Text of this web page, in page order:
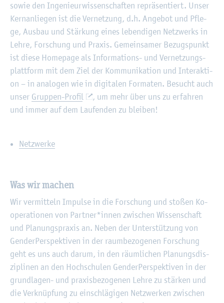
sowie den In­ge­nieur­wis­sen­schaf­ten re­prä­sen­tiert. Unser
Kern­an­lie­gen ist die Ver­net­zung, d.h. An­ge­bot und Pfle­
ge, Aus­bau und Stär­kung eines le­ben­di­gen Netz­werks in
Lehre, For­schung und Pra­xis. Ge­mein­sa­mer Be­zugs­punkt
ist diese Home­page als In­for­ma­ti­ons- und Ver­net­zungs­
platt­form mit dem Ziel der Kom­mu­ni­ka­ti­on und In­ter­ak­ti­
on – in ana­lo­gen wie in di­gi­ta­len For­ma­ten. Be­sucht auch
unser Grup­pen-Pro­fil
, um mehr über uns zu er­fah­ren
und immer auf dem Lau­fen­den zu blei­ben!
Netz­wer­ke
Was wir ma­chen
Wir ver­mit­teln Im­pul­se in die For­schung und sto­ßen Ko­
ope­ra­tio­nen von Part­ner*innen zwi­schen Wis­sen­schaft
und Pla­nungs­pra­xis an. Neben der Un­ter­stüt­zung von
Gen­der­Per­spek­ti­ven in der raum­be­zo­ge­nen For­schung
geht es uns auch darum, in den räum­li­chen Pla­nungs­dis­
zi­pli­nen an den Hoch­schu­len Gen­der­Per­spek­ti­ven in der
grund­la­gen- und pra­xis­be­zo­ge­nen Lehre zu stär­ken und
die Ver­knüp­fung zu ein­schlä­gi­gen Netz­wer­ken zwi­schen